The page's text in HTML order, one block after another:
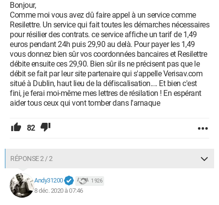
Bonjour,
Comme moi vous avez dû faire appel à un service comme
Resilettre. Un service qui fait toutes les démarches nécessaires
pour résilier des contrats. ce service affiche un tarif de 1,49
euros pendant 24h puis 29,90 au delà. Pour payer les 1,49
vous donnez bien sûr vos coordonnées bancaires et Resilettre
débite ensuite ces 29,90. Bien sûr ils ne précisent pas que le
débit se fait par leur site partenaire qui s'appelle Verisav.com
situé à Dublin, haut lieu de la défiscalisation.... Et bien c'est
fini, je ferai moi-même mes lettres de résilation ! En espérant
aider tous ceux qui vont tomber dans l'arnaque
82
RÉPONSE 2 / 2
Andy31200 1 926
8 déc. 2020 à 07:46